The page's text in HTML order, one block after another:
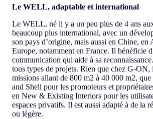
Le WELL, adaptable et international
Le WELL, né il y a un peu plus de 4 ans
beaucoup plus international, avec un
son pays d’origine, mais aussi en Chine, en
Europe, notamment en France. Il bénéficie
communication qui aide à sa
tous types de projets. Rien que chez G-ON,
missions allant de 800 m2 à 40 000 m2,
and Shell pour les promoteurs et
en New & Existing Interiors pour les
espaces privatifs. Il est aussi adapté à de la
ou légère.